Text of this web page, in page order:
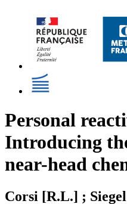
Personal
Introducing
near-head
Corsi [R.L.] ;